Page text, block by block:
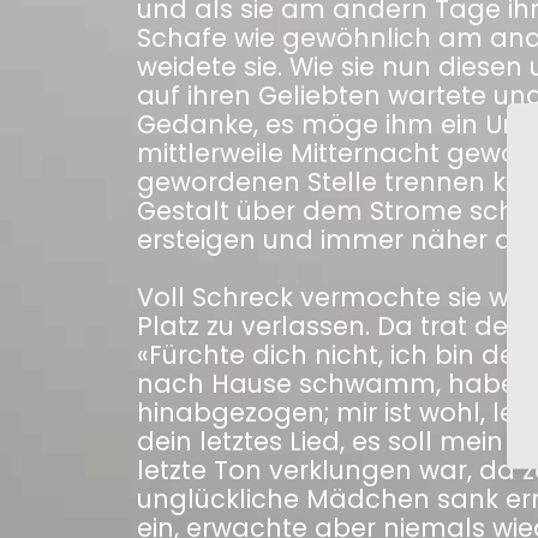
und als sie am andern Tage
Schafe wie gewöhnlich am
weidete sie. Wie sie nun
auf ihren Geliebten wartete
Gedanke, es möge ihm ein
mittlerweile Mitternacht
gewordenen Stelle trennen
Gestalt über dem Strome
ersteigen und immer näher
Voll Schreck vermochte sie
Platz zu verlassen. Da trat der
«Fürchte dich nicht, ich bin
nach Hause schwamm, haben
hinabgezogen; mir ist wohl,
dein letztes Lied, es soll mein
letzte Ton verklungen war, da
unglückliche Mädchen sank
ein, erwachte aber niemals